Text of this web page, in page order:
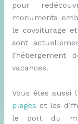
pour
monuments
le covoiturage
sont
vacances.
Vous êtes aussi
plages et les
le port du